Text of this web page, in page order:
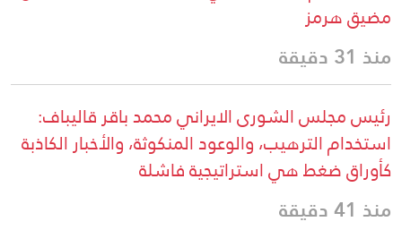
مضيق هرمز
منذ 31 دقيقة
رئيس مجلس الشورى الايراني محمد باقر قاليباف:
استخدام الترهيب، والوعود المنكوثة، والأخبار الكاذبة
كأوراق ضغط هي استراتيجية فاشلة
منذ 41 دقيقة